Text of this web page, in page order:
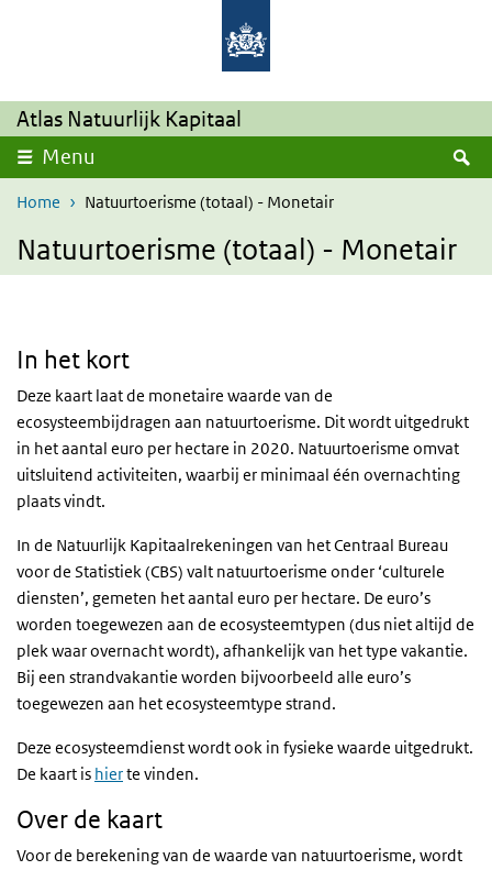
Overslaan en naar de inhoud gaan
Atlas Natuurlijk Kapitaal
Menu
Home Natuurtoerisme (totaal) - Monetair
Natuurtoerisme (totaal) - Monetair
In het kort
Deze kaart laat de monetaire waarde van de
ecosysteembijdragen aan natuurtoerisme. Dit wordt uitgedrukt
in het aantal euro per hectare in 2020. Natuurtoerisme omvat
uitsluitend activiteiten, waarbij er minimaal één overnachting
plaats vindt.
In de Natuurlijk Kapitaalrekeningen van het Centraal Bureau
voor de Statistiek (CBS) valt natuurtoerisme onder ‘culturele
diensten’, gemeten het aantal euro per hectare. De euro’s
worden toegewezen aan de ecosysteemtypen (dus niet altijd de
plek waar overnacht wordt), afhankelijk van het type vakantie.
Bij een strandvakantie worden bijvoorbeeld alle euro’s
toegewezen aan het ecosysteemtype strand.
Deze ecosysteemdienst wordt ook in fysieke waarde uitgedrukt.
De kaart is hierte vinden.
Over de kaart
Voor de berekening van de waarde van natuurtoerisme, wordt